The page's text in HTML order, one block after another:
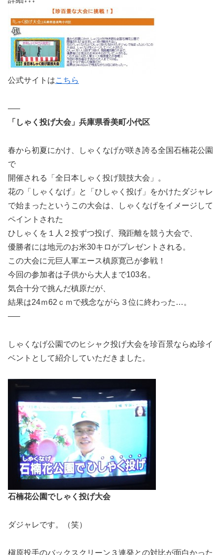
公式サイトはこちら
—–
「しゃく投げ大会」兵庫県香美町小代区
春から初夏にかけ、しゃくなげが咲き誇る全国石楠花公園
で
開催される「全日本しゃく投げ競技大会」。
花の「しゃくなげ」と「ひしゃく投げ」をかけたダジャレ
で始まったというこの大会は、しゃくなげをイメージして
ペイントされた
ひしゃくを１人２投ずつ投げ、飛距離を競う大会で、
優勝者には地元のお米30キロがプレゼントされる。
この大会に元巨人軍エース槙原寛己が参戦！
今回の参加者は子供から大人まで103名。
気合十分で挑んだ槙原だが、
結果は24ｍ62ｃｍで残念ながら３位に終わった…。
—–
しゃくなげ公園でのヒシャク投げ大会を珍百景ならぬ珍イ
ベントとして紹介していただきました。
石楠花公園でしゃく投げ大会
ダジャレです。（笑）
槇原投手のバックスクリーン３連発との対比が面白かった